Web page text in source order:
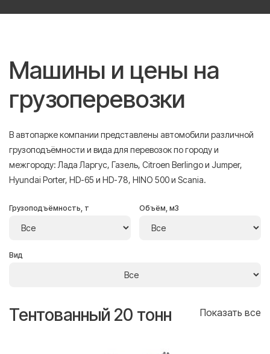
Машины и цены на
грузоперевозки
В автопарке компании представлены автомобили различной
грузоподъёмности и вида для перевозок по городу и
межгороду: Лада Ларгус, Газель, Citroen Berlingo и Jumper,
Hyundai Porter, HD-65 и HD-78, HINO 500 и Scania.
Грузоподъёмность, т Объём, м3
Вид
Тентованный 20 тонн Показать все